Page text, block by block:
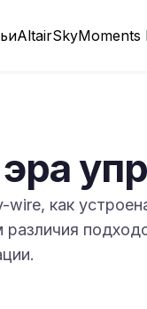
AltairSkyMoments
как